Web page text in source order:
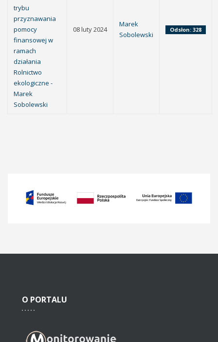
trybu
przyznawania
pomocy
finansowej w
ramach
działania
Rolnictwo
ekologiczne -
Marek
Sobolewski
08 luty 2024
Marek
Sobolewski
Odsłon: 328
O PORTALU